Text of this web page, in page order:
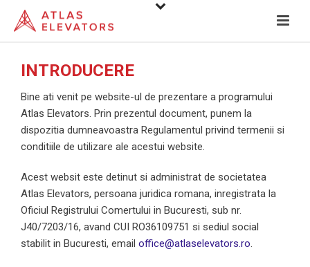
INTRODUCERE
Bine ati venit pe website-ul de prezentare a programului
Atlas Elevators. Prin prezentul document, punem la
dispozitia dumneavoastra Regulamentul privind termenii si
conditiile de utilizare ale acestui website.
Acest websit este detinut si administrat de societatea
Atlas Elevators, persoana juridica romana, inregistrata la
Oficiul Registrului Comertului in Bucuresti, sub nr.
J40/7203/16, avand CUI RO36109751 si sediul social
stabilit in Bucuresti, email office@atlaselevators.ro.